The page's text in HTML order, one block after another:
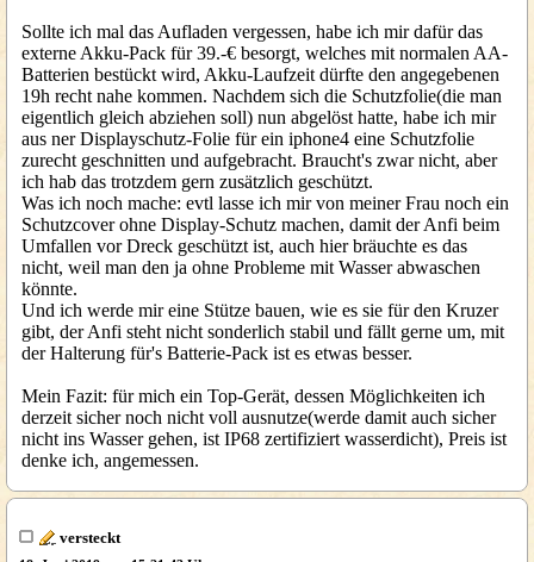
Sollte ich mal das Aufladen vergessen, habe ich mir dafür das
externe Akku-Pack für 39.-€ besorgt, welches mit normalen AA-
Batterien bestückt wird, Akku-Laufzeit dürfte den angegebenen
19h recht nahe kommen. Nachdem sich die Schutzfolie(die man
eigentlich gleich abziehen soll) nun abgelöst hatte, habe ich mir
aus ner Displayschutz-Folie für ein iphone4 eine Schutzfolie
zurecht geschnitten und aufgebracht. Braucht's zwar nicht, aber
ich hab das trotzdem gern zusätzlich geschützt.
Was ich noch mache: evtl lasse ich mir von meiner Frau noch ein
Schutzcover ohne Display-Schutz machen, damit der Anfi beim
Umfallen vor Dreck geschützt ist, auch hier bräuchte es das
nicht, weil man den ja ohne Probleme mit Wasser abwaschen
könnte.
Und ich werde mir eine Stütze bauen, wie es sie für den Kruzer
gibt, der Anfi steht nicht sonderlich stabil und fällt gerne um, mit
der Halterung für's Batterie-Pack ist es etwas besser.
Mein Fazit: für mich ein Top-Gerät, dessen Möglichkeiten ich
derzeit sicher noch nicht voll ausnutze(werde damit auch sicher
nicht ins Wasser gehen, ist IP68 zertifiziert wasserdicht), Preis ist
denke ich, angemessen.
versteckt